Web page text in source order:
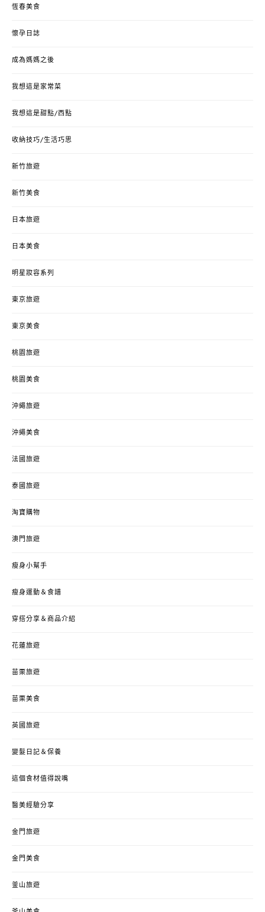
恆春美食
懷孕日誌
成為媽媽之後
我想這是家常菜
我想這是甜點/西點
收納技巧/生活巧思
新竹旅遊
新竹美食
日本旅遊
日本美食
明星妝容系列
東京旅遊
東京美食
桃園旅遊
桃園美食
沖繩旅遊
沖繩美食
法國旅遊
泰國旅遊
淘寶購物
澳門旅遊
瘦身小幫手
瘦身運動＆食譜
穿搭分享＆商品介紹
花蓮旅遊
苗栗旅遊
苗栗美食
英國旅遊
變髮日記＆保養
這個食材值得說嘴
醫美經驗分享
金門旅遊
金門美食
釜山旅遊